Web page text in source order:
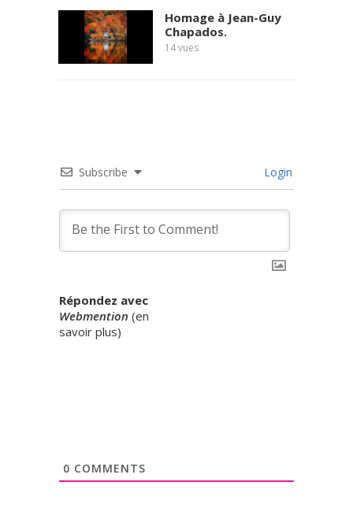
Homage à Jean-Guy
Chapados.
14vues
Subscribe Login
Répondez avec
Webmention (en
savoir plus)
0 COMMENTS